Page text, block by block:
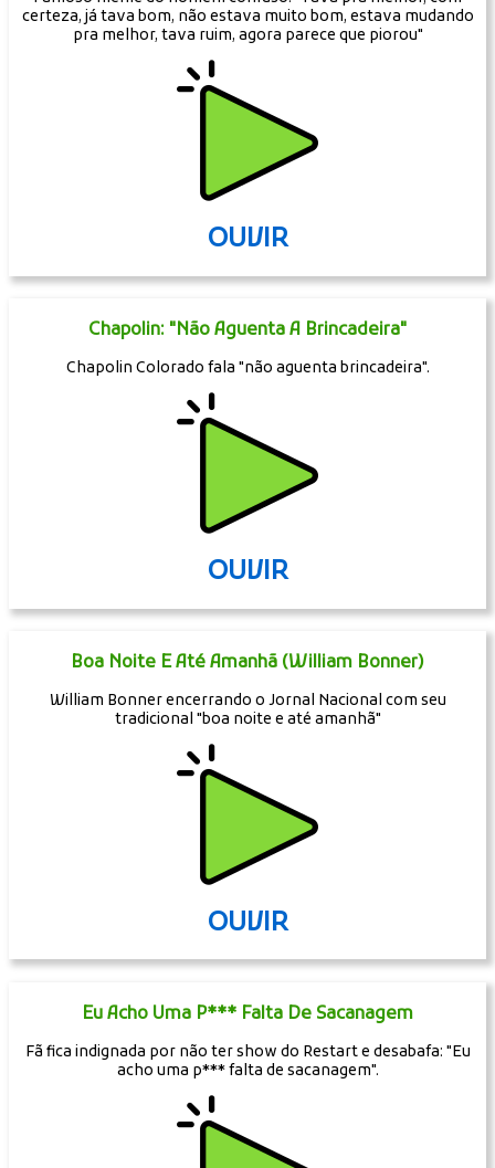
certeza, já tava bom, não estava muito bom, estava mudando
pra melhor, tava ruim, agora parece que piorou"
OUVIR
Chapolin: "Não Aguenta A Brincadeira"
Chapolin Colorado fala "não aguenta brincadeira".
OUVIR
Boa Noite E Até Amanhã (William Bonner)
William Bonner encerrando o Jornal Nacional com seu
tradicional "boa noite e até amanhã"
OUVIR
Eu Acho Uma P*** Falta De Sacanagem
Fã fica indignada por não ter show do Restart e desabafa: "Eu
acho uma p*** falta de sacanagem".